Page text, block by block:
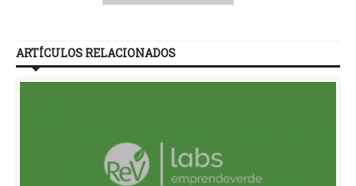
ARTÍCULOS RELACIONADOS